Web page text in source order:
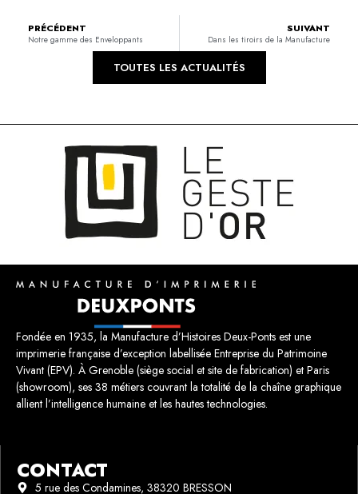
PRÉCÉDENT
Notre gamme des Enveloppants
SUIVANT
Dans les tiroirs de la Manufacture
TOUTES LES ACTUALITÉS
Fondée en 1935, la Manufacture d’Histoires Deux-Ponts est une
imprimerie française d’exception labellisée Entreprise du Patrimoine
Vivant (EPV). À Grenoble (siège social et site de fabrication) et Paris
(showroom), ses 38 métiers couvrant la totalité de la chaîne graphique
allient l’intelligence humaine et les hautes technologies.
CONTACT
5 rue des Condamines, 38320 BRESSON